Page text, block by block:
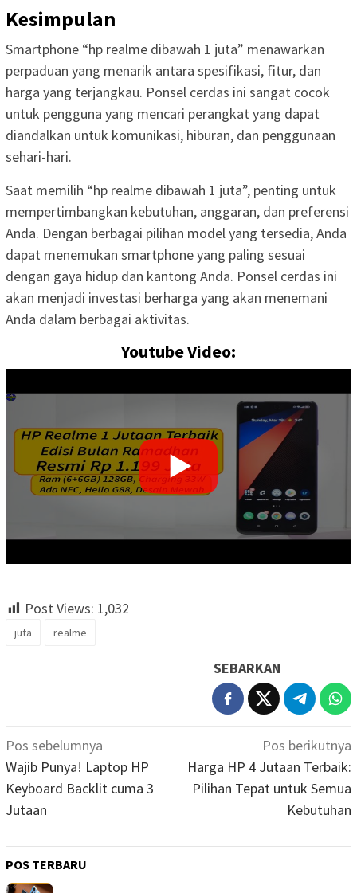
Kesimpulan
Smartphone “hp realme dibawah 1 juta” menawarkan
perpaduan yang menarik antara spesifikasi, fitur, dan
harga yang terjangkau. Ponsel cerdas ini sangat cocok
untuk pengguna yang mencari perangkat yang dapat
diandalkan untuk komunikasi, hiburan, dan penggunaan
sehari-hari.
Saat memilih “hp realme dibawah 1 juta”, penting untuk
mempertimbangkan kebutuhan, anggaran, dan preferensi
Anda. Dengan berbagai pilihan model yang tersedia, Anda
dapat menemukan smartphone yang paling sesuai
dengan gaya hidup dan kantong Anda. Ponsel cerdas ini
akan menjadi investasi berharga yang akan menemani
Anda dalam berbagai aktivitas.
Youtube Video:
Post Views: 1,032
juta realme
SEBARKAN
Navigasi
pos
Pos sebelumnya
Wajib Punya! Laptop HP
Keyboard Backlit cuma 3
Jutaan
Pos berikutnya
Harga HP 4 Jutaan Terbaik:
Pilihan Tepat untuk Semua
Kebutuhan
POS TERBARU